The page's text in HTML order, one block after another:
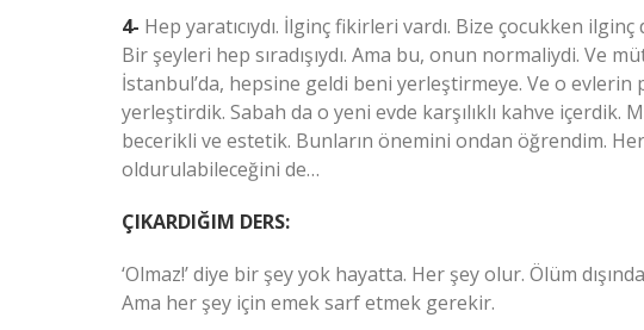
4- Hep yaratıcıydı. İlginç fikirleri vardı. Bize çocukken
Bir şeyleri hep sıradışıydı. Ama bu, onun normaliydi. Ve
İstanbul’da, hepsine geldi beni yerleştirmeye. Ve o evlerin
yerleştirdik. Sabah da o yeni evde karşılıklı kahve içerdik.
becerikli ve estetik. Bunların önemini ondan öğrendim.
oldurulabileceğini de…
ÇIKARDIĞIM DERS:
‘Olmaz!’ diye bir şey yok hayatta. Her şey olur. Ölüm
Ama her şey için emek sarf etmek gerekir.